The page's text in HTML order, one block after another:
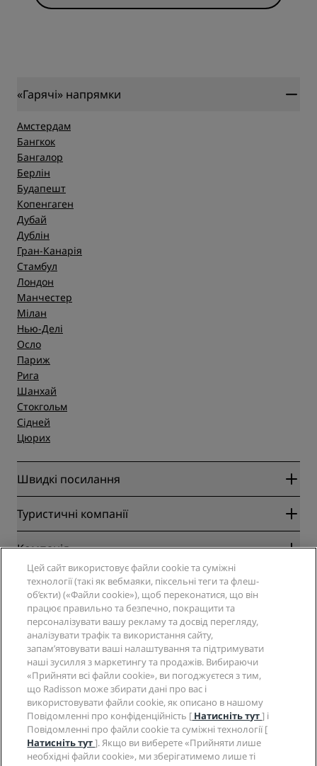
«Гарячі» напрямки
Амстердам
Бангкок
Бангалор
Берлін
Будапешт
Копенгаген
Дубай
Дублін
Гран-Канарія
Стамбул
Лондон
Манчестер
Мілан
Нью-Делі
Осло
Париж
Рига
Шанхай
Стокгольм
Сідней
Цюрих
Швидкі посилання
Radisson Rewards
Blog
Нові та майбутні готелі
Додаток Radisson Hotels
Готелі зі статусом Sports Approved
Сімейний готель
Здоров’я та безпека
Туристичні компанії
Партнери
Туроператор
Компанія
Radisson Hotel Group
Соціальні мережі
Вакансії в RHG
Вакансії в PPHE
Вакансії в EHL
The Club by RHG
Розвиток бізнесу
Соціально відповідальний бізнес
Закупівлі
Юридичні дані
Центр конфіденційності
Юридичне повідомлення
Умови та положення програми Radisson Rewards
Угода про використання сайту
Цифрова доступність
Декларація щодо сучасного рабства
Довідка
Попередження для споживачів
Зв’язатися
Запитання та відповіді
Карта сайту
Соціальні мережі
Бренди готелів Radisson
Цей сайт використовує файли cookie та суміжні
технології (такі як вебмаяки, піксельні теги та флеш-
об’єкти) («Файли cookie»), щоб переконатися, що він
працює правильно та безпечно, покращити та
персоналізувати вашу рекламу та досвід перегляду,
аналізувати трафік та використання сайту,
запам’ятовувати ваші налаштування та підтримувати
наші зусилля з маркетингу та продажів. Вибираючи
«Прийняти всі файли cookie», ви погоджуєтеся з тим,
що Radisson може збирати дані про вас і
використовувати файли cookie, як описано в нашому
Повідомленні про конфіденційність [ Натисніть тут] і
Повідомленні про файли cookie та суміжні технології [
Натисніть тут]. Якщо ви виберете «Прийняти лише
необхідні файли cookie», ми зберігатимемо лише ті